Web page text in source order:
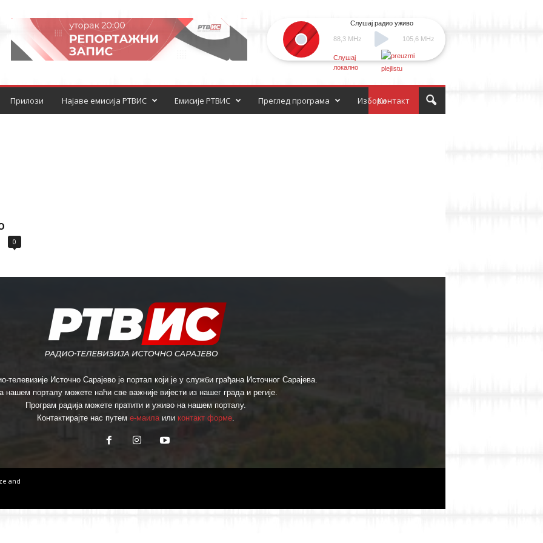
88,3 MHz
Слушај радио уживо
105,6 MHz
Слушај
локално
Прилози Најаве емисија РТВИС Емисије РТВИС Контакт
Преглед програма Избори
0
телевизије Источно Сарајево је портал који је у служби грађана Источног Сарајева.
нашем порталу можете наћи све важније вијести из нашег града и регије.
Програм радија можете пратити и уживо на нашем порталу.
Контактирајте нас путем е-маилаили контакт форме.
and